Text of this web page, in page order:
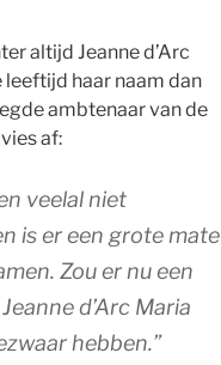
altijd Jeanne d’Arc
haar naam dan
ambtenaar van de
af:
veelal niet
is er een grote mate
Zou er nu een
d’Arc Maria
hebben.”